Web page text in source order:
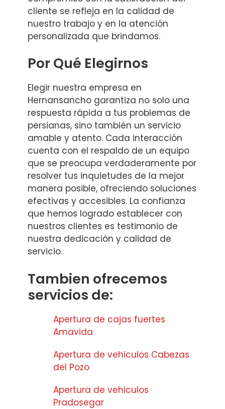
cliente se refleja en la calidad de
nuestro trabajo y en la atención
personalizada que brindamos.
Por Qué Elegirnos
Elegir nuestra empresa en
Hernansancho garantiza no solo una
respuesta rápida a tus problemas de
persianas, sino también un servicio
amable y atento. Cada interacción
cuenta con el respaldo de un equipo
que se preocupa verdaderamente por
resolver tus inquietudes de la mejor
manera posible, ofreciendo soluciones
efectivas y accesibles. La confianza
que hemos logrado establecer con
nuestros clientes es testimonio de
nuestra dedicación y calidad de
servicio.
Tambien ofrecemos
servicios de:
Apertura de cajas fuertes
Amavida
Apertura de vehiculos Cabezas
del Pozo
Apertura de vehiculos
Pradosegar